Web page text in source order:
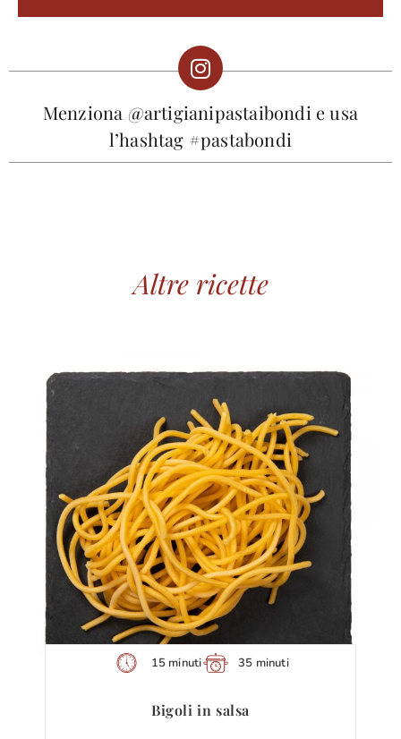
Menziona @artigianipastaibondi e usa
l’hashtag #pastabondi
Altre ricette
15 minuti 35 minuti
Bigoli in salsa